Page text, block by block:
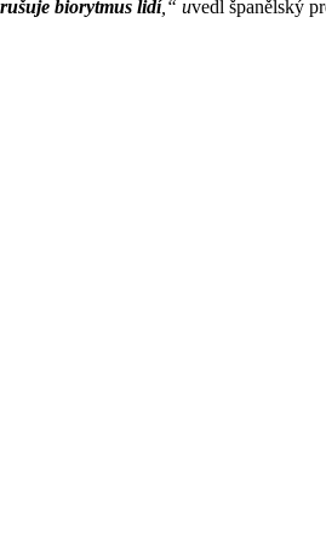
biorytmus lidí,“ uvedl španělský